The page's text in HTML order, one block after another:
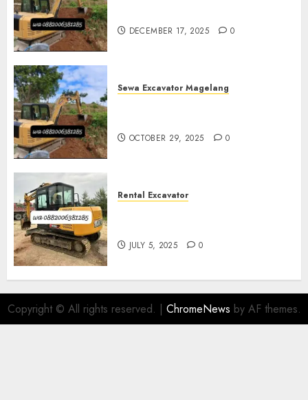
DECEMBER 17, 2025 0
Sewa Excavator Magelang
OCTOBER 29, 2025 0
Rental Excavator
JULY 5, 2025 0
Copyright © All rights reserved. | ChromeNews by AF themes.